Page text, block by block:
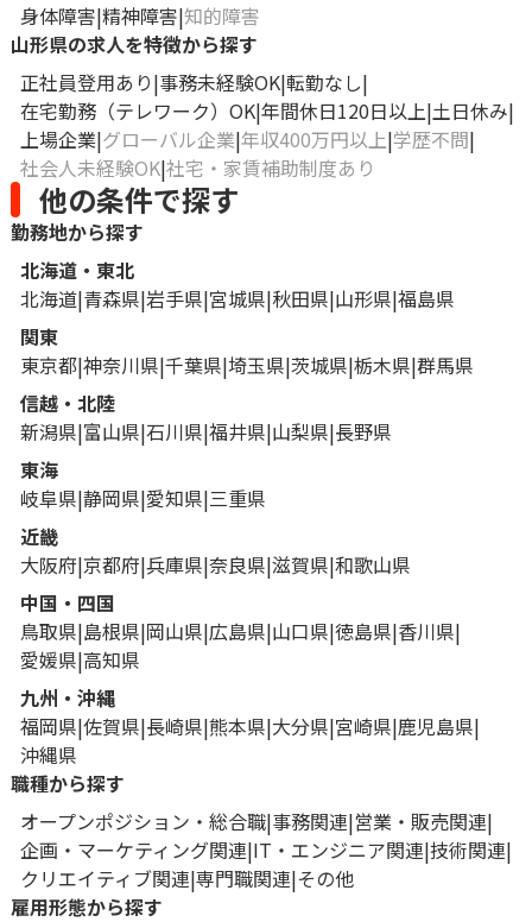
身体障害 精神障害 知的障害
山形県の求人を特徴から探す
正社員登用あり 事務未経験OK 転勤なし
在宅勤務（テレワーク）OK 年間休日120日以上 土日休み
上場企業 グローバル企業 年収400万円以上 学歴不問
社会人未経験OK 社宅・家賃補助制度あり
他の条件で探す
勤務地から探す
北海道・東北
北海道 青森県 岩手県 宮城県 秋田県 山形県 福島県
関東
東京都 神奈川県 千葉県 埼玉県 茨城県 栃木県 群馬県
信越・北陸
新潟県 富山県 石川県 福井県 山梨県 長野県
東海
岐阜県 静岡県 愛知県 三重県
近畿
大阪府 京都府 兵庫県 奈良県 滋賀県 和歌山県
中国・四国
鳥取県 島根県 岡山県 広島県 山口県 徳島県 香川県
愛媛県 高知県
九州・沖縄
福岡県 佐賀県 長崎県 熊本県 大分県 宮崎県 鹿児島県
沖縄県
職種から探す
オープンポジション・総合職 事務関連 営業・販売関連
企画・マーケティング関連 IT・エンジニア関連 技術関連
クリエイティブ関連 専門職関連 その他
雇用形態から探す